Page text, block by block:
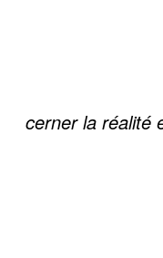
cerner la réalité